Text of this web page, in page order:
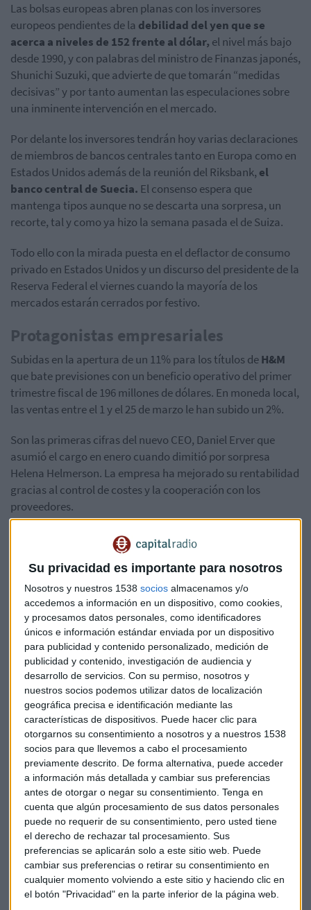
Su privacidad es importante para nosotros
Nosotros y nuestros 1538 socios almacenamos y/o
accedemos a información en un dispositivo, como cookies,
y procesamos datos personales, como identificadores
únicos e información estándar enviada por un dispositivo
para publicidad y contenido personalizado, medición de
publicidad y contenido, investigación de audiencia y
desarrollo de servicios. Con su permiso, nosotros y
nuestros socios podemos utilizar datos de localización
geográfica precisa e identificación mediante las
características de dispositivos. Puede hacer clic para
otorgarnos su consentimiento a nosotros y a nuestros 1538
socios para que llevemos a cabo el procesamiento
previamente descrito. De forma alternativa, puede acceder
a información más detallada y cambiar sus preferencias
antes de otorgar o negar su consentimiento. Tenga en
cuenta que algún procesamiento de sus datos personales
puede no requerir de su consentimiento, pero usted tiene
el derecho de rechazar tal procesamiento. Sus
preferencias se aplicarán solo a este sitio web. Puede
cambiar sus preferencias o retirar su consentimiento en
cualquier momento volviendo a este sitio y haciendo clic en
el botón "Privacidad" en la parte inferior de la página web.
Las bolsas europeas abren planas con los inversores
europeos pendientes de la debilidad del yen que se
acerca a niveles de 152 frente al dólar, el nivel más bajo
desde 1990, y con palabras del ministro de Finanzas japonés,
Shunichi Suzuki, que advierte de que tomarán “medidas
decisivas” y por tanto aumentan las especulaciones sobre
una inminente intervención en el mercado.
Por delante los inversores tendrán hoy varias declaraciones
de miembros de bancos centrales tanto en Europa como en
Estados Unidos además de la reunión del Riksbank, el
banco central de Suecia. El consenso espera que
mantenga tipos aunque no se descarta una sorpresa, un
recorte, tal y como ya hizo la semana pasada el de Suiza.
Todo ello con la mirada puesta en el deflactor de consumo
privado en Estados Unidos y un discurso del presidente de la
Reserva Federal el viernes cuando la mayoría de los
mercados estarán cerrados por festivo.
Protagonistas empresariales
Subidas en la apertura de un 11% para los títulos deH&M
que bate previsiones con un beneficio operativo del primer
trimestre fiscal de 196 millones de dólares. En moneda local,
las ventas entre el 1 y el 25 de marzo le han subido un 2%.
Son las primeras cifras del nuevo CEO, Daniel Erver que
asumió el cargo en enero cuando dimitió por sorpresa
Helena Helmerson. La empresa ha mejorado su rentabilidad
gracias al control de costes y la cooperación con los
proveedores.
Renaultque ha vendido un 2,5% de Nissan a
la propia automovilística japonesa por 362 millones de
euros.
El Gobierno italiano ha vendido el 12,5% del capital de
Monte dei Paschi di Siena (-2,5%)y se ha embolsado 650
millones de euros. La venta se ha hecho a través de un
consorcio de bancos entre inversores cualificados y se ha
colocado a 4,15 euros por acción, que supone un descuento
del 2,5% respecto al precio de cierre de ayer.
Como parte de la operación, el Gobierno "se compromete a
no vender más acciones del banco en el mercado por un
período de 90 días". Todavía tienen un 26,7% del capital del
banco.
Guerra de OPAs en el sector papelero. International
Paper, que cotiza en la bolsa de Nueva York, quiere hacerse
con la firma británica de papel y embalajeDS Smith (+7%)
por unos 7.200 millones de dólares.
Según la propuesta, los accionistas de DS Smith recibirían
0,1285 acciones de International Paper por cada acción que